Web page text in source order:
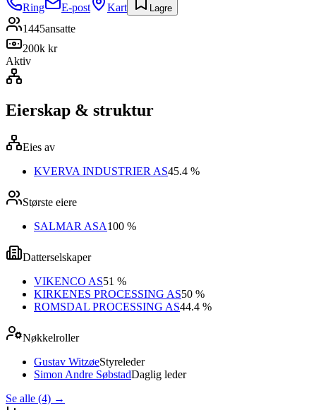
Ring
E-post Kart Lagre
1445ansatte
200k kr
Aktiv
Eierskap & struktur
Eies av
KVERVA INDUSTRIER AS45.4 %
Største eiere
SALMAR ASA100 %
Datterselskaper
VIKENCO AS51 %
KIRKENES PROCESSING AS50 %
ROMSDAL PROCESSING AS44.4 %
Nøkkelroller
Gustav WitzøeStyreleder
Simon Andre SøbstadDaglig leder
Se alle (4) →